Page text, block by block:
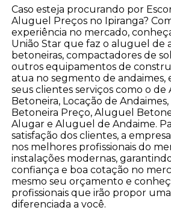
Caso esteja procurando por
Aluguel Preços no Ipiranga?
experiência no mercado,
União Star que faz o aluguel de
betoneiras, compactadores de
outros equipamentos de
atua no segmento de andaimes,
seus clientes serviços como o
Betoneira, Locação de
Betoneira Preço, Aluguel
Alugar e Aluguel de Andaime.
satisfação dos clientes, a
nos melhores profissionais do
instalações modernas, garantindo
confiança e boa cotação no
mesmo seu orçamento e
profissionais que irão propor
diferenciada a você.